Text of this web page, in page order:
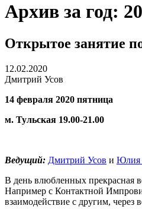
Архив за год:
Открытое занятие
12.02.2020
Дмитрий Усов
14 февраля 2020 пятница
м. Тульская 19.00-21.00
Ведущий: Дмитрий Усов и Юлия
В день влюбленных прекрасная
Например с Контактной
взаимодействие с другим, через